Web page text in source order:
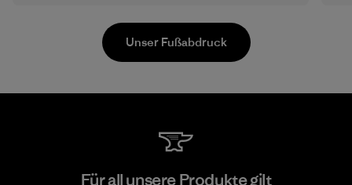
Kwang Viet Garment Co., Ltd
Unser Fußabdruck
Für all unsere Produkte gilt